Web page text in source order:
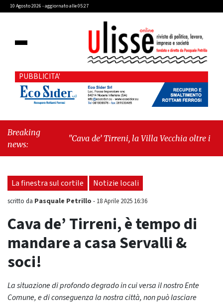
10 Agosto 2026 - aggiornato alle 05:27
PUBBLICITA'
Breaking
news:
"Cava de’ Tirreni, la Villa Vecchia oltre i vandali:
consiliare: “Serve chiarezza!”"
La finestra sul cortile Notizie locali
scritto da Pasquale Petrillo - 18 Aprile 2025 16:36
Cava de’ Tirreni, è tempo di
mandare a casa Servalli &
soci!
La situazione di profondo degrado in cui versa il nostro Ente
Comune, e di conseguenza la nostra città, non può lasciare